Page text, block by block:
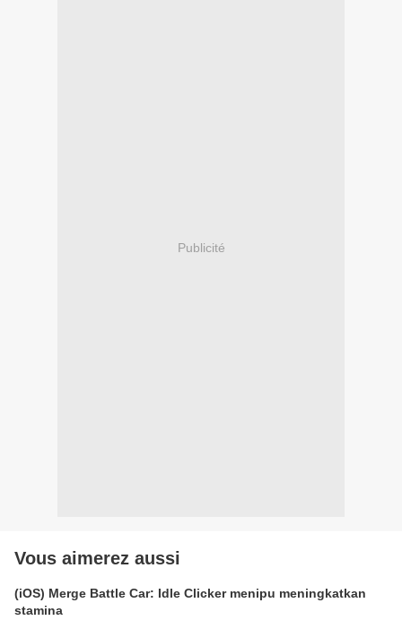
Publicité
Vous aimerez aussi
(iOS) Merge Battle Car: Idle Clicker menipu meningkatkan
stamina